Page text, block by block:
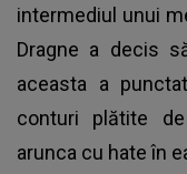
intermediul unui
Dragne a decis
aceasta a
conturi plătite
arunca cu hate în